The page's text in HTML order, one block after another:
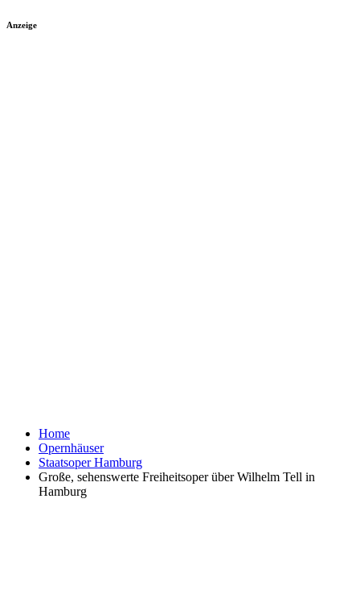
Anzeige
Home
Opernhäuser
Staatsoper Hamburg
Große, sehenswerte Freiheitsoper über Wilhelm Tell in
Hamburg